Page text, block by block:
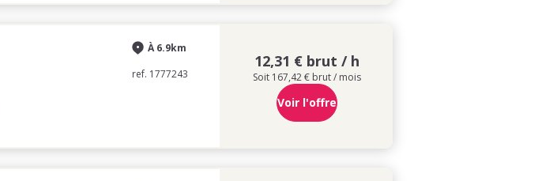
À 6.9km
ref. 1777243
12,31 € brut / h
Soit 167,42 € brut / mois
Voir l'offre